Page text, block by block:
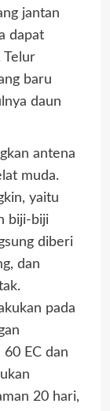
jantan
dapat
Telur
baru
daun
antena
muda.
yaitu
biji-biji
diberi
dan
pada
EC dan
20 hari,